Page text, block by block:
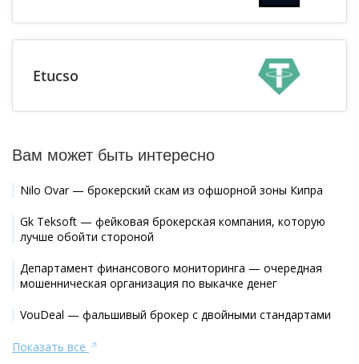
Etucso
Вам может быть интересно
Nilo Ovar — брокерский скам из офшорной зоны Кипра
Gk Teksoft — фейковая брокерская компания, которую
лучше обойти стороной
Департамент финансового мониторинга — очередная
мошенническая организация по выкачке денег
VouDeal — фальшивый брокер с двойными стандартами
Показать все